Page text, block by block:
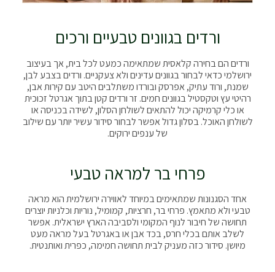
ורדים בגוונים טבעיים ורכים
ורדים הם בחירה קלאסית שמתאימה כמעט לכל בית, אך בעיצוב
ירושלמי כדאי לבחור בגוונים עדינים ולא צעקניים. ורדים בצבע לבן,
שמנת, ורוד עתיק, אפרסק ובורדו משתלבים היטב עם קירות אבן,
רהיטי עץ וטקסטיל בגוונים חמים. זר ורדים קטן בתוך אגרטל זכוכית
או כלי קרמיקה יכול להתאים לשולחן הסלון, לשידה בכניסה או
לשולחן האוכל. בסלון גדול אפשר לבחור סידור עשיר יותר עם שילוב
של ענפים ירוקים.
פרחי בר למראה טבעי
אחד הסגנונות שמתאימים במיוחד לאווירה ירושלמית הוא מראה
טבעי ולא מתאמץ. פרחי בר, חרציות, קמומיל, נוריות וכלניות יוצרים
תחושה של חיבור לנוף המקומי ולסביבה הארץ ישראלית. אפשר
לשלב אותם בכלי חרס, בכד אבן או באגרטל בעל מראה מעט
מיושן. סידור כזה מעניק לבית תחושה חמימה, כפרית ואותנטית.